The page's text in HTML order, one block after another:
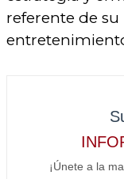
referente de
¡Únete a la